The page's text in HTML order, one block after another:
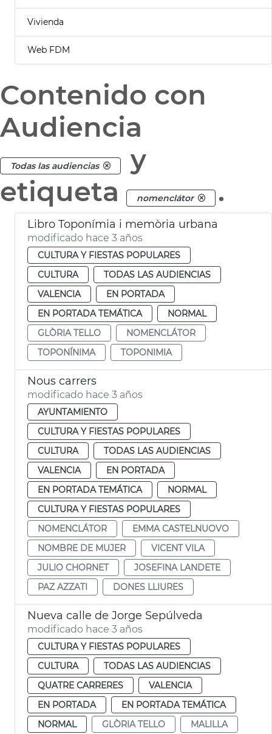
Vivienda
Web FDM
Contenido con
Audiencia
Todas las audiencias
y
etiqueta
nomenclátor .
Libro Toponímia i memòria urbana
modificado hace 3 años
CULTURA Y FIESTAS POPULARES
CULTURA
TODAS LAS AUDIENCIAS
VALENCIA
EN PORTADA
EN PORTADA TEMÁTICA
NORMAL
GLÒRIA TELLO
NOMENCLÁTOR
TOPONÍNIMA
TOPONIMIA
Nous carrers
modificado hace 3 años
AYUNTAMIENTO
CULTURA Y FIESTAS POPULARES
CULTURA
TODAS LAS AUDIENCIAS
VALENCIA
EN PORTADA
EN PORTADA TEMÁTICA
NORMAL
CULTURA Y FIESTAS POPULARES
NOMENCLÁTOR
EMMA CASTELNUOVO
NOMBRE DE MUJER
VICENT VILA
JULIO CHORNET
JOSEFINA LANDETE
PAZ AZZATI
DONES LLIURES
Nueva calle de Jorge Sepúlveda
modificado hace 3 años
CULTURA Y FIESTAS POPULARES
CULTURA
TODAS LAS AUDIENCIAS
QUATRE CARRERES
VALENCIA
EN PORTADA
EN PORTADA TEMÁTICA
NORMAL
GLÒRIA TELLO MALILLA